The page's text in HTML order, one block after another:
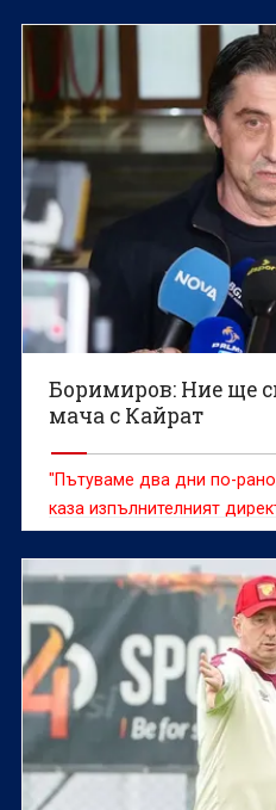
Боримиров: Ние ще
мача с Кайрат
"Пътуваме два дни по-
каза изпълнителният